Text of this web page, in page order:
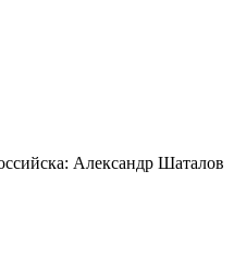
Александр Шаталов